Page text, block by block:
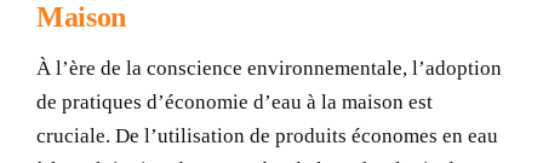
Maison
À l’ère de la conscience environnementale, l’adoption
de pratiques d’économie d’eau à la maison est
cruciale. De l’utilisation de produits économes en eau